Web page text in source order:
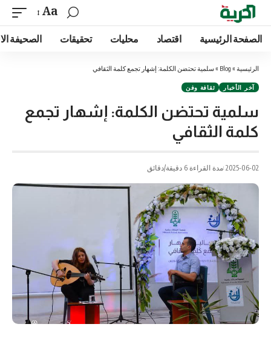
Aa
الصفحة الرئيسية اقتصاد محليات تحقيقات الصحيفة
الرئيسية »
Blog
»سلمية تحتضن الكلمة: إشهار تجمع كلمة الثقافي
آخر الأخبار ثقافة وفن
سلمية تحتضن الكلمة: إشهار تجمع
كلمة الثقافي
2025-06-02 مدة القراءة 6 دقيقة/دقائق